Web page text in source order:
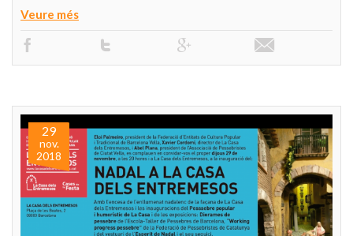
Veure més
29
nov.
2018